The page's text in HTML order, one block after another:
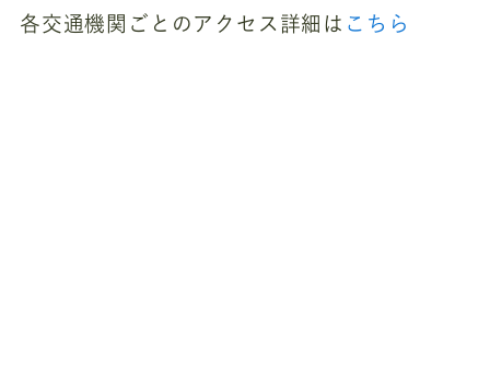
各交通機関ごとのアクセス詳細は こちら